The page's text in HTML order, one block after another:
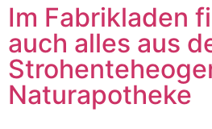
Im Fabrikladen
auch alles aus
Naturapotheke